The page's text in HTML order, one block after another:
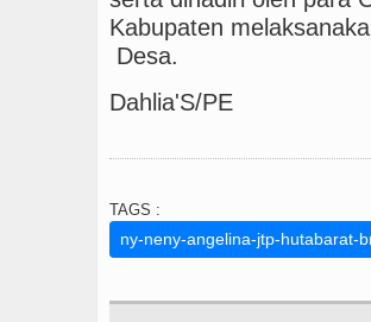
Kabupaten
Desa.
Dahlia'S/PE
TAGS :
ny-neny-angelina-jtp-hutabarat-